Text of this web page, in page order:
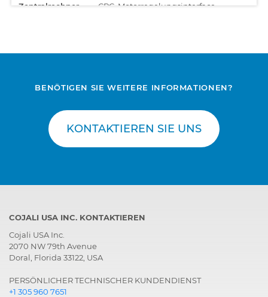
Zentralrechner CPC, Motorregelungsinterface
BENÖTIGEN SIE WEITERE INFORMATIONEN?
KONTAKTIEREN SIE UNS
COJALI USA INC. KONTAKTIEREN
Cojali USA Inc.
2070 NW 79th Avenue
Doral, Florida 33122, USA
PERSÖNLICHER TECHNISCHER KUNDENDIENST
+1 305 960 7651